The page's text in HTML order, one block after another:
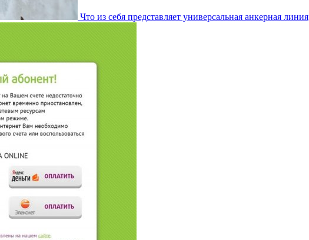
Что из себя представляет универсальная анкерная линия